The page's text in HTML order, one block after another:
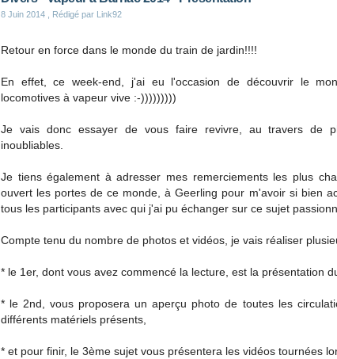
8 Juin 2014 , Rédigé par Link92
Retour en force dans le monde du train de jardin!!!!
En effet, ce week-end, j'ai eu l'occasion de découvrir le
locomotives à vapeur vive :-)))))))))
Je vais donc essayer de vous faire revivre, au travers de
inoubliables.
Je tiens également à adresser mes remerciements les plus
ouvert les portes de ce monde, à Geerling pour m'avoir si bien
tous les participants avec qui j'ai pu échanger sur ce sujet
Compte tenu du nombre de photos et vidéos, je vais réaliser
* le 1er, dont vous avez commencé la lecture, est la présentation
* le 2nd, vous proposera un aperçu photo de toutes les
différents matériels présents,
* et pour finir, le 3ème sujet vous présentera les vidéos tournées